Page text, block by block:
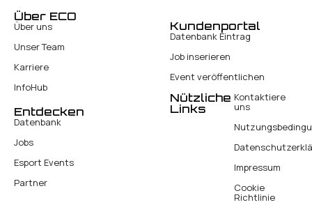
Über ECO
Über uns
Unser Team
Karriere
InfoHub
Kundenportal
Datenbank Eintrag
Job inserieren
Event veröffentlichen
Entdecken
Datenbank
Jobs
Esport Events
Partner
Nützliche
Links
Kontaktiere
uns
Impressum
Cookie
Richtlinie